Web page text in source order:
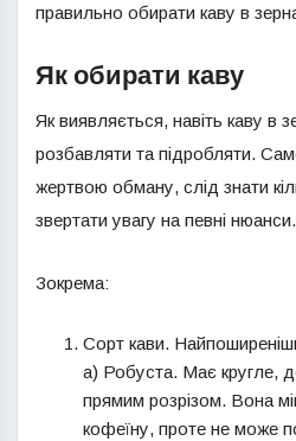
правильно обирати каву в
Як обирати каву
Як виявляється, навіть каву в
розбавляти та підробляти.
жертвою обману, слід знати
звертати увагу на певні нюанси.
Зокрема:
Сорт кави.
а) Робуста. Має кругле,
прямим розрізом. Вона
кофеїну, проте не може